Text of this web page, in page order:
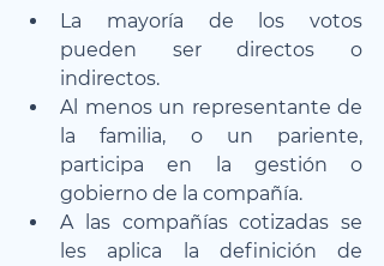
La mayoría de los votos
pueden ser directos o
indirectos.
Al menos un representante de
la familia, o un pariente,
participa en la gestión o
gobierno de la compañía.
A las compañías cotizadas se
les aplica la definición de